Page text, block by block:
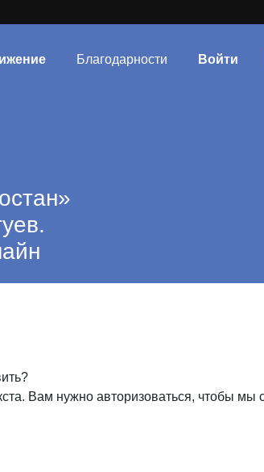
Благодарности Войти
Вам нужно авторизоваться, чтобы мы